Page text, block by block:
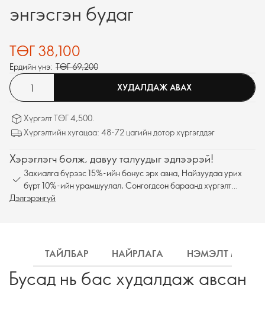
энгэсгэн будаг
ТӨГ 38,100
Ердийн үнэ: ТӨГ 69,200
ХУДАЛДАЖ АВАХ
Хүргэлт ТӨГ 4,500.
Хүргэлтийн хугацаа: 48-72 цагийн дотор хүргэгддэг
Хэрэглэгч болж, давуу талуудыг эдлээрэй!
Захиалга бүрээс 15%-ийн бонус эрх авна, Найзуудаа урих
бүрт 10%-ийн урамшуулал, Сонгогдсон бараанд хүргэлт
үнэгүй
Дэлгэрэнгүй
ТАЙЛБАР НАЙРЛАГА НЭМЭЛТ
Бусад нь бас худалдаж авсан